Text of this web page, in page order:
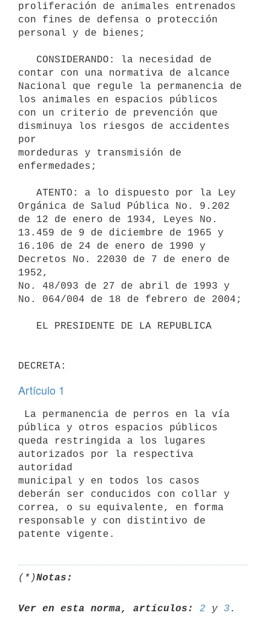
proliferación de animales entrenados
con fines de defensa o protección
personal y de bienes;
contar con una normativa de alcance
Nacional que regule la permanencia de
los animales en espacios públicos
con un criterio de prevención que
disminuya los riesgos de accidentes
por
mordeduras y transmisión de
enfermedades;
Orgánica de Salud Pública No. 9.202
de 12 de enero de 1934, Leyes No.
13.459 de 9 de diciembre de 1965 y
16.106 de 24 de enero de 1990 y
Decretos No. 22030 de 7 de enero de
1952,
No. 48/093 de 27 de abril de 1993 y
No. 064/004 de 18 de febrero de 2004;
Artículo 1
pública y otros espacios públicos
queda restringida a los lugares
autorizados por la respectiva
autoridad
municipal y en todos los casos
deberán ser conducidos con collar y
correa, o su equivalente, en forma
responsable y con distintivo de
(*)Notas:
Ver en esta norma, artículos: 2 y 3